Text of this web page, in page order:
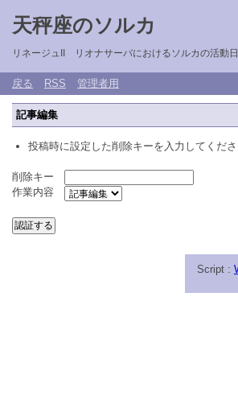
天秤座のソルカ
リネージュII リオナサーバにおけるソルカの活動
戻る RSS 管理者用
記事編集
投稿時に設定した削除キーを入力してくださ
削除キー
作業内容
Script :